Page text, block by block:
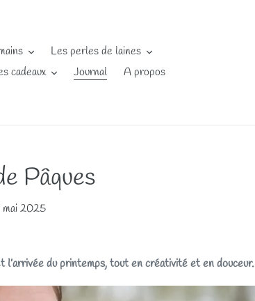
Les perles de laines
cadeaux Journal A propos
Pâques
2025
l’arrivée du printemps, tout en créativité et en douceur.